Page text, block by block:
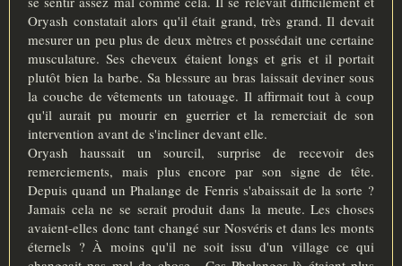
Oryash constatait alors qu'il était grand, très grand. Il devait
mesurer un peu plus de deux mètres et possédait une certaine
musculature. Ses cheveux étaient longs et gris et il portait
plutôt bien la barbe. Sa blessure au bras laissait deviner sous
la couche de vêtements un tatouage. Il affirmait tout à coup
qu'il aurait pu mourir en guerrier et la remerciait de son
intervention avant de s'incliner devant elle.
Oryash haussait un sourcil, surprise de recevoir des
remerciements, mais plus encore par son signe de tête.
Depuis quand un Phalange de Fenris s'abaissait de la sorte ?
Jamais cela ne se serait produit dans la meute. Les choses
avaient-elles donc tant changé sur Nosvéris et dans les monts
éternels ? À moins qu'il ne soit issu d'un village ce qui